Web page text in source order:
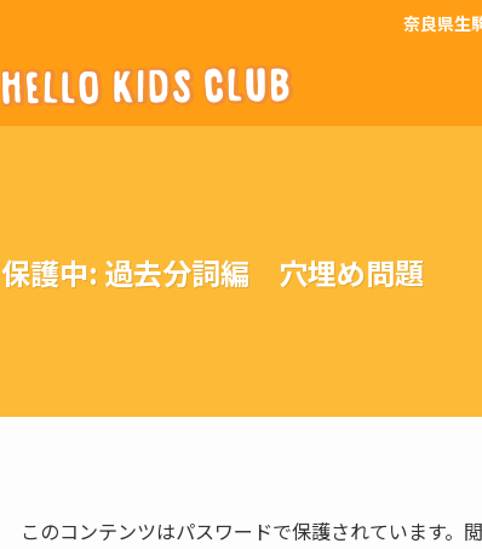
奈良県生
保護中: 過去分詞編 穴埋め問題
このコンテンツはパスワードで保護されています。